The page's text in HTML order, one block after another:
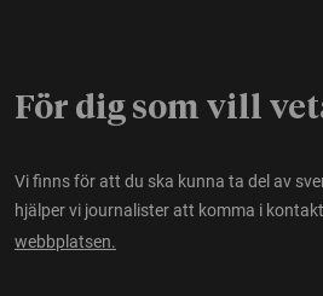
För dig som vill
Vi finns för att du ska kunna ta del av
hjälper vi journalister att komma i
webbplatsen.